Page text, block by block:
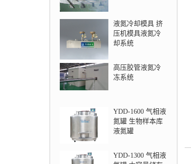
液氮冷却模具 挤
压机模具液氮冷
却系统
高压胶管液氮冷
冻系统
YDD-1600 气相液
氮罐 生物样本库
液氮罐
YDD-1300 气相液